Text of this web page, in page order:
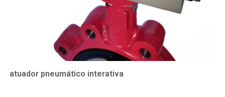
atuador pneumático interativa